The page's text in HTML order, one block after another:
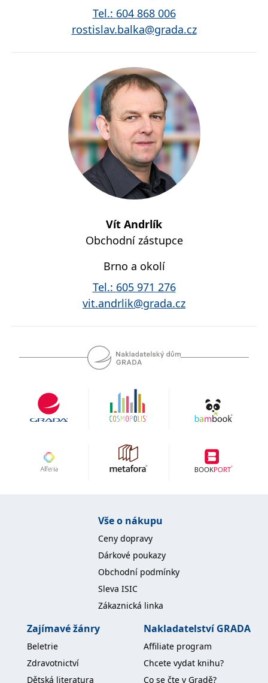
Tel.: 604 868 006
rostislav.balka@grada.cz
Vít Andrlík
Obchodní zástupce
Brno a okolí
Tel.: 605 971 276
vit.andrlik@grada.cz
Vše o nákupu
Ceny dopravy
Dárkové poukazy
Obchodní podmínky
Sleva ISIC
Zákaznická linka
Zajímavé žánry
Beletrie
Zdravotnictví
Dětská literatura
Nakladatelství GRADA
Affiliate program
Chcete vydat knihu?
Co se čte v Gradě?